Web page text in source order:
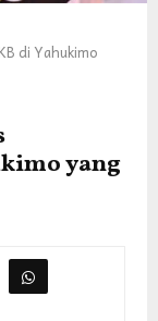
di Yahukimo
yang